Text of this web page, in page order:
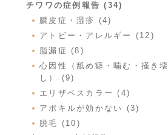
チワワの症例報告 (34)
膿皮症・湿疹 (4)
アトピー・アレルギー (12)
脂漏症 (8)
心因性（舐め癖・噛む・掻き壊
し） (9)
エリザベスカラー (4)
アポキルが効かない (3)
脱毛 (10)